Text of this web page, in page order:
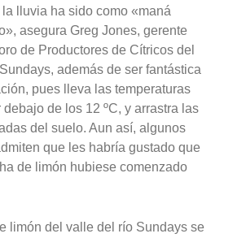
lluvia ha sido como «maná
asegura Greg Jones, gerente
de Productores de Cítricos del
además de ser fantástica
pues lleva las temperaturas
debajo de los 12 ºC, y arrastra las
del suelo. Aun así, algunos
que les habría gustado que
de limón hubiese comenzado
limón del valle del río Sundays se